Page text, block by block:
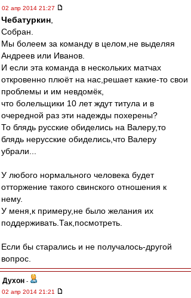
02 апр 2014 21:27
Чебатуркин
Собран.
Мы болеем за команду в целом,не выделяя
Андреев или Иванов.
И если эта команда в нескольких матчах
откровенно плюёт на нас,решает какие-то свои
проблемы и им невдомёк,
что болельщики 10 лет ждут титула и в
очередной раз эти надежды похерены?
То блядь русские обиделись на Валеру,то
блядь нерусские обиделись,что Валеру
убрали...
У любого нормального человека будет
отторжение такого свинского отношения к
нему.
У меня,к примеру,не было желания их
поддерживать.Так,посмотреть.
Если бы старались и не получалось-другой
вопрос.
Духон -
02 апр 2014 21:21